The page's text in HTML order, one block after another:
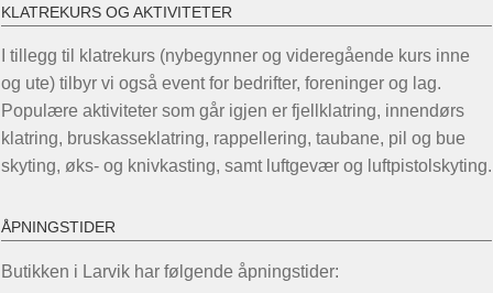
KLATREKURS OG AKTIVITETER
I tillegg til klatrekurs (nybegynner og videregående kurs inne
og ute) tilbyr vi også event for bedrifter, foreninger og lag.
Populære aktiviteter som går igjen er fjellklatring, innendørs
klatring, bruskasseklatring, rappellering, taubane, pil og bue
skyting, øks- og knivkasting, samt luftgevær og luftpistolskyting.
ÅPNINGSTIDER
Butikken i Larvik har følgende åpningstider: